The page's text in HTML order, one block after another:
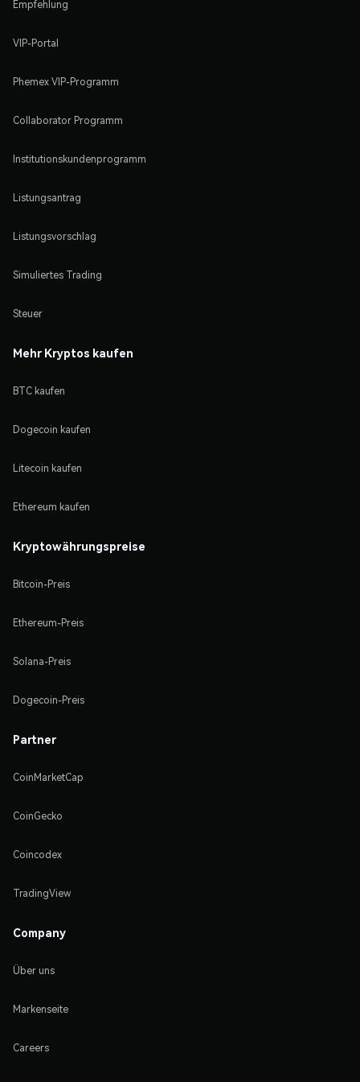
Empfehlung
VIP-Portal
Phemex VIP-Programm
Collaborator Programm
Institutionskundenprogramm
Listungsantrag
Listungsvorschlag
Simuliertes Trading
Steuer
Mehr Kryptos kaufen
BTC kaufen
Dogecoin kaufen
Litecoin kaufen
Ethereum kaufen
Kryptowährungspreise
Bitcoin-Preis
Ethereum-Preis
Solana-Preis
Dogecoin-Preis
Partner
CoinMarketCap
CoinGecko
Coincodex
TradingView
Company
Über uns
Markenseite
Careers